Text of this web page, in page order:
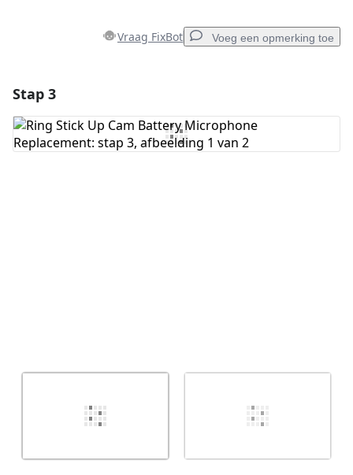
Vraag FixBot Voeg een opmerking toe
Voeg opmerking toe
Stap 3